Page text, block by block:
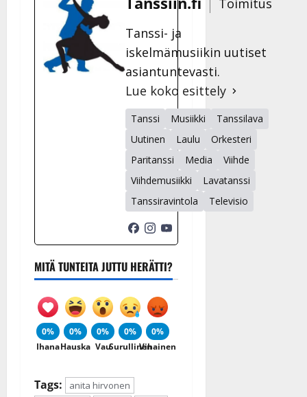
Tanssi- ja
iskelmämusiikin uutiset
asiantuntevasti.
Lue koko esittely
Tanssi Musiikki
Tanssilava
Uutinen
Laulu
Orkesteri
Paritanssi
Media
Viihde
Viihdemusiikki
Lavatanssi
Tanssiravintola
Televisio
MITÄ TUNTEITA JUTTU HERÄTTI?
0%
Ihana
0%
Hauska
0%
Vau
0%
Surullinen
0%
Vihainen
Tags:
anita hirvonen